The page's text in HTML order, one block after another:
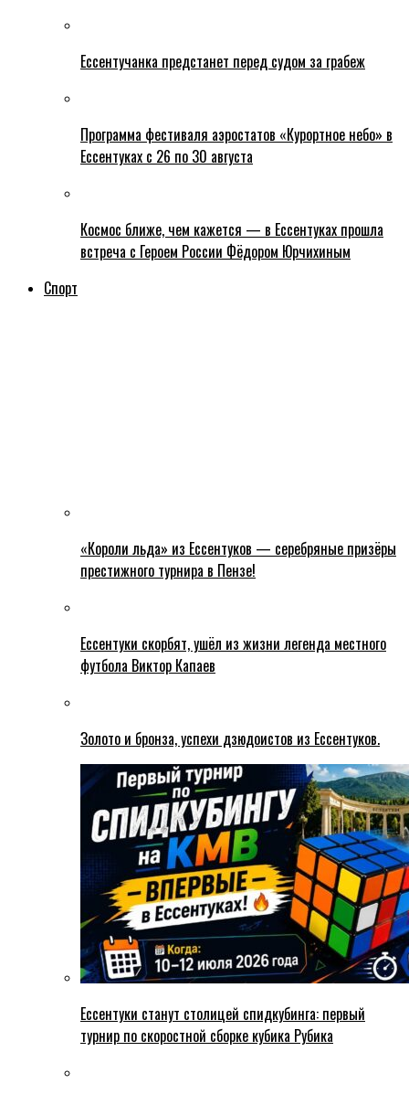
Ессентучанка предстанет перед судом за грабеж
Программа фестиваля аэростатов «Курортное небо» в
Ессентуках с 26 по 30 августа
Космос ближе, чем кажется — в Ессентуках прошла
встреча с Героем России Фёдором Юрчихиным
Спорт
«Короли льда» из Ессентуков — серебряные призёры
престижного турнира в Пензе!
Ессентуки скорбят, ушёл из жизни легенда местного
футбола Виктор Капаев
Золото и бронза, успехи дзюдоистов из Ессентуков.
Ессентуки станут столицей спидкубинга: первый
турнир по скоростной сборке кубика Рубика